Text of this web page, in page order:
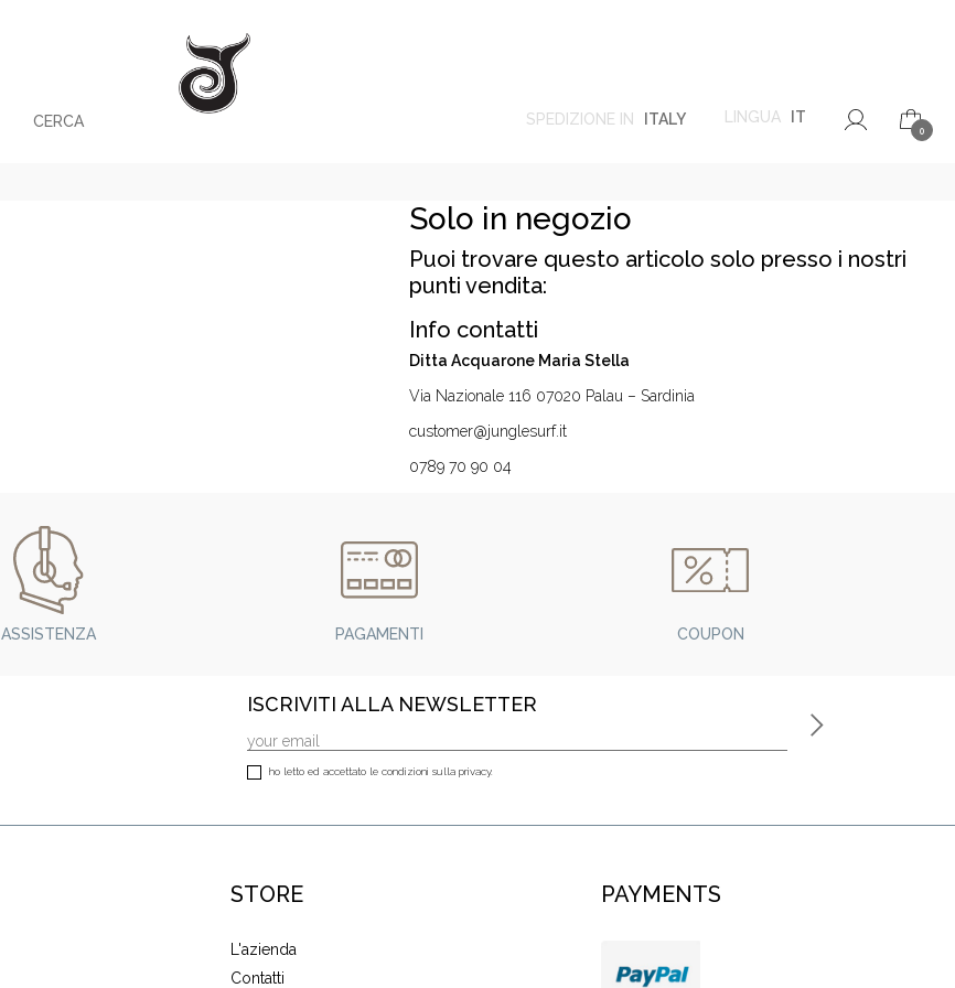
SPEDIZIONE IN ITALY LINGUA IT
0
CERCA
Solo in negozio
Puoi trovare questo articolo solo presso i nostri
punti vendita:
Info contatti
Ditta Acquarone Maria Stella
Via Nazionale 116 07020 Palau – Sardinia
customer@junglesurf.it
0789 70 90 04
ASSISTENZA PAGAMENTI COUPON
ISCRIVITI ALLA NEWSLETTER
ho letto ed accettato le condizioni sulla privacy.
STORE
L'azienda
Contatti
PAYMENTS